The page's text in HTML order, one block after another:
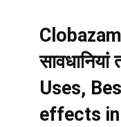
Uses,
effects